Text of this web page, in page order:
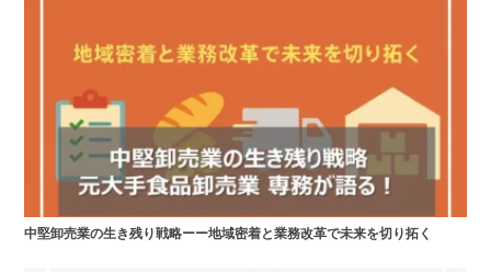
中堅卸売業の生き残り戦略ーー地域密着と業務改革で未来を切り拓く